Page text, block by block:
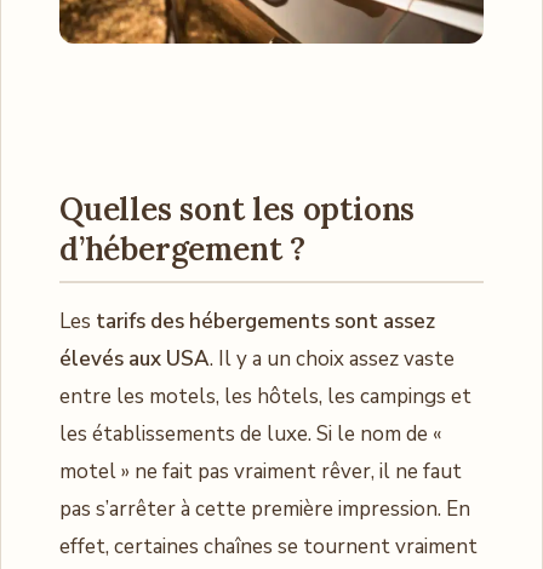
Quelles sont les options
d’hébergement ?
Les tarifs des hébergements sont assez
élevés aux USA. Il y a un choix assez vaste
entre les motels, les hôtels, les campings et
les établissements de luxe. Si le nom de «
motel » ne fait pas vraiment rêver, il ne faut
pas s’arrêter à cette première impression. En
effet, certaines chaînes se tournent vraiment